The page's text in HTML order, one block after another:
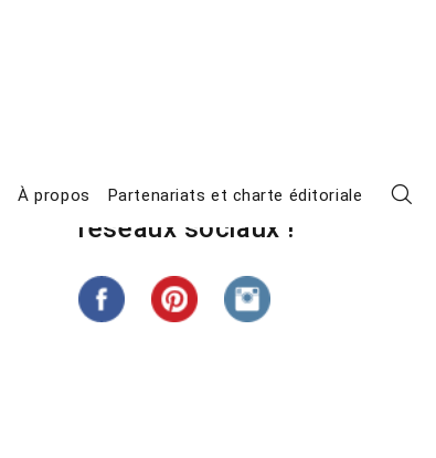
À propos Partenariats et charte éditoriale
Suivez L’étape suivante sur
réseaux sociaux !